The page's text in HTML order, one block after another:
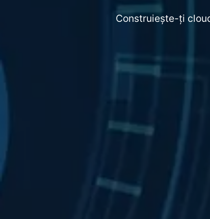
Construiește-ți